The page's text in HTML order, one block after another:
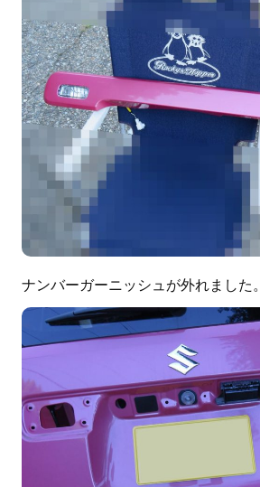
ナンバーガーニッシュが外れました。